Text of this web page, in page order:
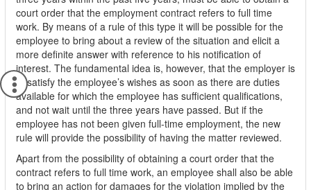
court order that the employment contract refers to full time
work. By means of a rule of this type it will be possible for the
employee to bring about a review of the situation and elicit a
more definite answer with reference to his notification of
interest. The fundamental idea is, however, that the employer is
to satisfy the employee’s wishes as soon as there are duties
available for which the employee has sufficient qualifications,
and not wait until the three years have passed. But if the
employee has not been given full-time employment, the new
rule will provide the possibility of having the matter reviewed.
Apart from the possibility of obtaining a court order that the
contract refers to full time work, an employee shall also be able
to bring an action for damages for the violation implied by the